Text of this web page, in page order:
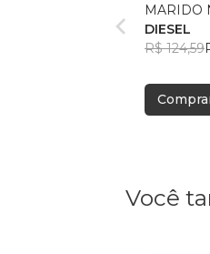
MARIDO
DIESEL
R$ 124,59
Você